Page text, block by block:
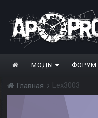
МОДЫ ФОРУМ
Главная Lex3003